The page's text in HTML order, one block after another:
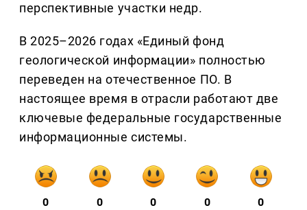
перспективные участки недр.
В 2025–2026 годах «Единый фонд
геологической информации» полностью
переведен на отечественное ПО. В
настоящее время в отрасли работают две
ключевые федеральные государственные
информационные системы.
0 0 0 0 0